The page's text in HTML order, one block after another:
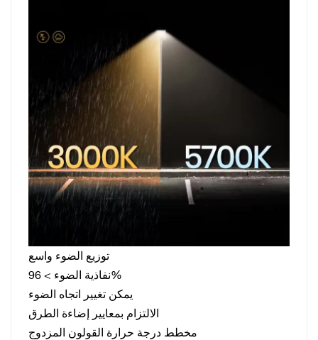
توزيع الضوء واسع
نفاذية الضوء > 96%
يمكن تغيير اتجاه الضوء
الالتزام بمعايير إضاءة الطرق
مخطط درجة حرارة القولون المزدوج